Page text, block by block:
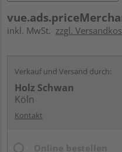
inkl. MwSt. zzgl.
Verkauf und Versand durch:
Holz Schwan
Köln
Kontakt